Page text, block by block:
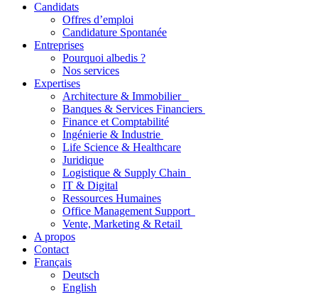
Candidats
Offres d’emploi
Candidature Spontanée
Entreprises
Pourquoi albedis ?
Nos services
Expertises
Architecture & Immobilier
Banques & Services Financiers
Finance et Comptabilité
Ingénierie & Industrie
Life Science & Healthcare
Juridique
Logistique & Supply Chain
IT & Digital
Ressources Humaines
Office Management Support
Vente, Marketing & Retail
A propos
Contact
Français
Deutsch
English